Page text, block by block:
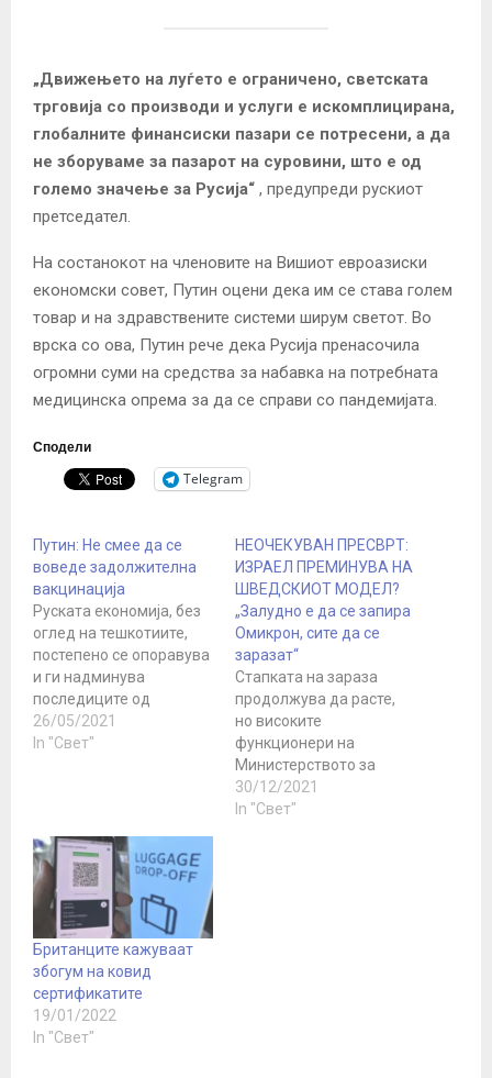
„Движењето на луѓето е ограничено, светската
трговија со производи и услуги е искомплицирана,
глобалните финансиски пазари се потресени, а да
не зборуваме за пазарот на суровини, што е од
големо значење за Русија“ , предупреди рускиот
претседател.
На состанокот на членовите на Вишиот евроазиски
економски совет, Путин оцени дека им се става голем
товар и на здравствените системи ширум светот. Во
врска со ова, Путин рече дека Русија пренасочила
огромни суми на средства за набавка на потребната
медицинска опрема за да се справи со пандемијата.
Сподели
Telegram
Путин: Не смее да се
воведе задолжителна
вакцинација
Руската економија, без
оглед на тешкотиите,
постепено се опоравува
и ги надминува
последиците од
пандемијата на корона
вирусот, изјави рускиот
поголем број граѓани со
цел да се намалат
ризиците од ширење на
болеста. - Руската
економија, и…
26/05/2021
In "Свет"
НЕОЧЕКУВАН ПРЕСВРТ:
ИЗРАЕЛ ПРЕМИНУВА НА
ШВЕДСКИОТ МОДЕЛ?
„Залудно е да се запира
Омикрон, сите да се
заразат“
Стапката на зараза
продолжува да расте,
но високите
функционери на
Министерството за
здравство, наводно,
овојпат не
30/12/2021
In "Свет"
Британците кажуваат
збогум на ковид
сертификатите
19/01/2022
In "Свет"